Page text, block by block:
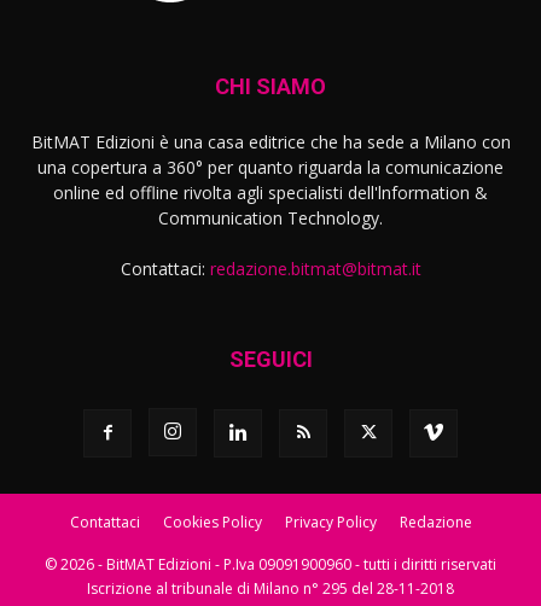
CHI SIAMO
BitMAT Edizioni è una casa editrice che ha sede a Milano con
una copertura a 360° per quanto riguarda la comunicazione
online ed offline rivolta agli specialisti dell'lnformation &
Communication Technology.
Contattaci: redazione.bitmat@bitmat.it
SEGUICI
Contattaci Cookies Policy Privacy Policy Redazione
© 2026 - BitMAT Edizioni - P.Iva 09091900960 - tutti i diritti riservati
Iscrizione al tribunale di Milano n° 295 del 28-11-2018